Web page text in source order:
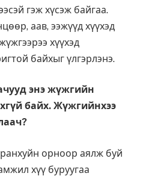
гэж хүсэж байгаа.
аав, ээжүүд хүүхэд
хүүхэд
байхыг үлгэрлэнэ.
энэ жүжгийн
байх. Жүжгийнхээ
?
орноор аялж буй
хүү буруугаа